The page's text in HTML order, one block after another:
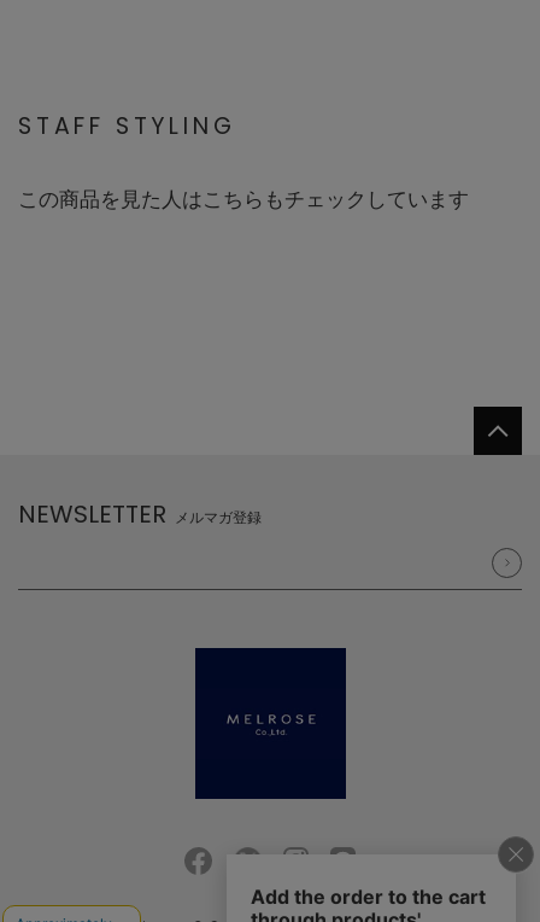
STAFF STYLING
この商品を見た人はこちらもチェックしています
NEWSLETTER メルマガ登録